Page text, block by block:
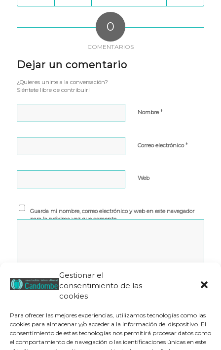
Gestionar el
consentimiento de las
cookies
Para ofrecer las mejores experiencias, utilizamos tecnologías como las
cookies para almacenar y/o acceder a la información del dispositivo. El
consentimiento de estas tecnologías nos permitirá procesar datos como
el comportamiento de navegación o las identificaciones únicas en este
0
COMENTARIOS
Dejar un comentario
¿Quieres unirte a la conversación?
Siéntete libre de contribuir!
Nombre*
Correo electrónico*
Web
Guarda mi nombre, correo electrónico y web en este navegador
para la próxima vez que comente.
Este sitio usa Akismet para reducir el spam.Aprende cómo